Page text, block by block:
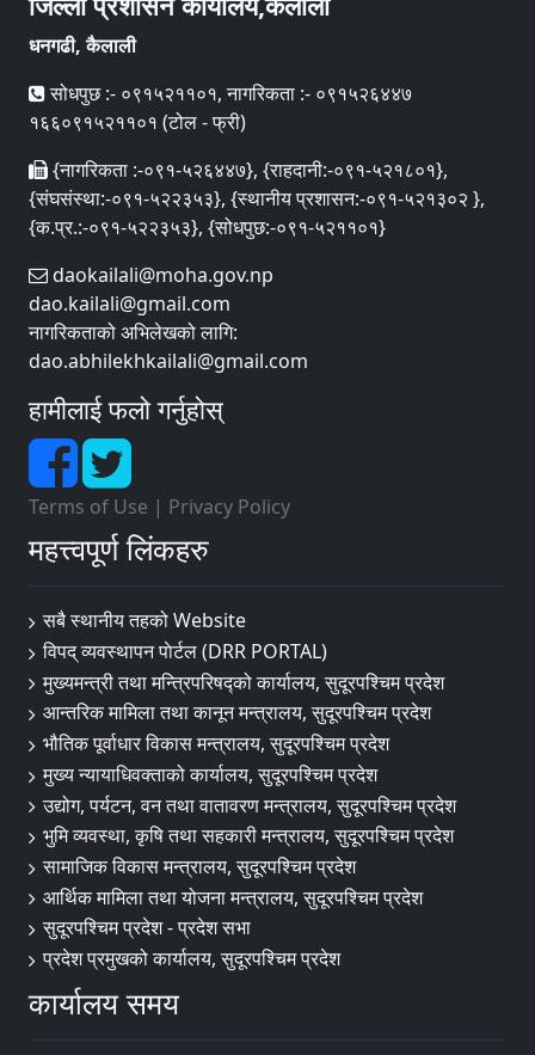
धनगढी, कैलाली
सोधपुछ :- ०९१५२११०१, नागरिकता :- ०९१५२६४४७
१६६०९१५२११०१ (टोल - फ्री)
{नागरिकता :-०९१-५२६४४७}, {राहदानी:-०९१-५२१८०१},
{संघसंस्था:-०९१-५२२३५३}, {स्थानीय प्रशासन:-०९१-५२१३०२ },
{क.प्र.:-०९१-५२२३५३}, {सोधपुछ:-०९१-५२११०१}
daokailali@moha.gov.np
dao.kailali@gmail.com
नागरिकताको अभिलेखको लागि:
dao.abhilekhkailali@gmail.com
हामीलाई फलो गर्नुहोस्
Terms of Use | Privacy Policy
महत्त्वपूर्ण लिंकहरु
सबै स्थानीय तहको Website
विपद् व्यवस्थापन पाेर्टल (DRR PORTAL)
मुख्यमन्त्री तथा मन्त्रिपरिषद्को कार्यालय, सुदूरपश्चिम प्रदेश
आन्तरिक मामिला तथा कानून मन्त्रालय, सुदूरपश्चिम प्रदेश
भौतिक पूर्वाधार विकास मन्त्रालय, सुदूरपश्चिम प्रदेश
मुख्य न्यायाधिवक्ताको कार्यालय, सुदूरपश्चिम प्रदेश
उद्योग, पर्यटन, वन तथा वातावरण मन्त्रालय, सुदूरपश्चिम प्रदेश
भुमि व्यवस्था, कृषि तथा सहकारी मन्त्रालय, सुदूरपश्चिम प्रदेश
सामाजिक विकास मन्त्रालय, सुदूरपश्चिम प्रदेश
आर्थिक मामिला तथा योजना मन्त्रालय, सुदूरपश्चिम प्रदेश
सुदूरपश्चिम प्रदेश - प्रदेश सभा
प्रदेश प्रमुखको कार्यालय, सुदूरपश्चिम प्रदेश
कार्यालय समय